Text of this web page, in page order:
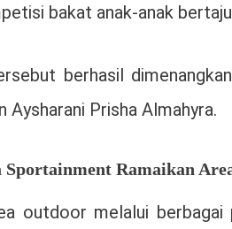
bakat anak-anak
berhasil
Aysharani Prisha Almahyra.
Ramaikan
outdoor melalui